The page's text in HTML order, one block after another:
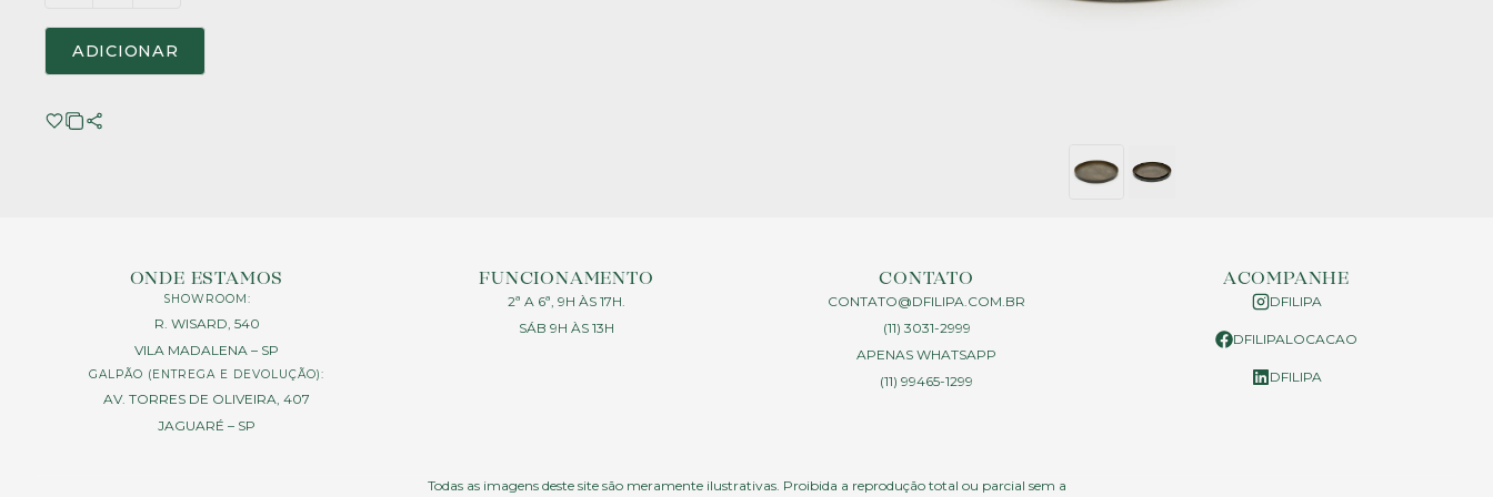
ADICIONAR
ONDE ESTAMOS
SHOWROOM:
R. WISARD, 540
VILA MADALENA – SP
GALPÃO (ENTREGA E DEVOLUÇÃO):
AV. TORRES DE OLIVEIRA, 407
JAGUARÉ – SP
FUNCIONAMENTO
2ª A 6ª, 9H ÀS 17H.
SÁB 9H ÀS 13H
CONTATO
CONTATO@DFILIPA.COM.BR
(11) 3031-2999
APENAS WHATSAPP
(11) 99465-1299
ACOMPANHE
DFILIPA
DFILIPALOCACAO
DFILIPA
Todas as imagens deste site são meramente ilustrativas. Proibida a reprodução total ou parcial sem a